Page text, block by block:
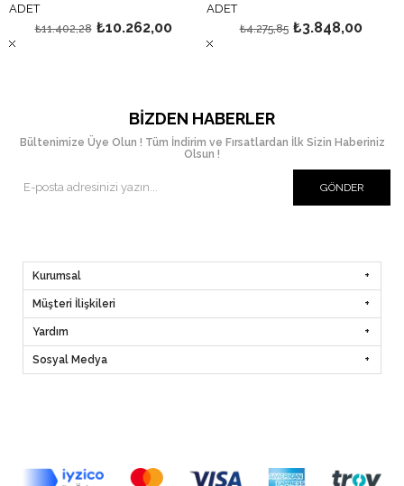
ADET
₺10.262,00
₺11.402,28
ADET
₺3.848,00
₺4.275,85
BIZDEN HABERLER
Bültenimize Üye Olun ! Tüm İndirim ve Fırsatlardan İlk Sizin Haberiniz
Olsun !
GÖNDER
Kurumsal
Müşteri İlişkileri
Yardım
Sosyal Medya